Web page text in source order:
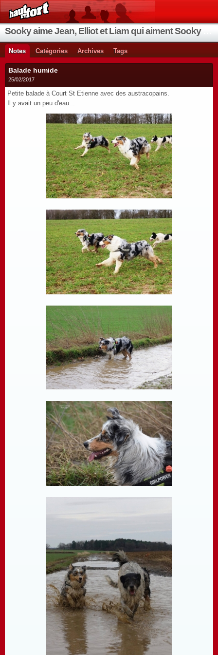
Notes Catégories Archives Tags
Balade humide
25/02/2017
Petite balade à Court St Etienne avec des austracopains.
Il y avait un peu d'eau...